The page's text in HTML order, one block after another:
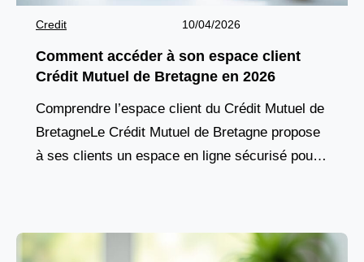
Credit 10/04/2026
Comment accéder à son espace client
Crédit Mutuel de Bretagne en 2026
Comprendre l’espace client du Crédit Mutuel de
BretagneLe Crédit Mutuel de Bretagne propose
à ses clients un espace en ligne sécurisé pour